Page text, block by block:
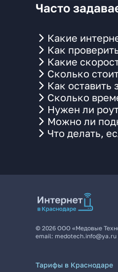
Часто
Какие
Как
Какие
Сколько
Как оставить
Сколько
Нужен ли
Можно ли
Что делать,
© 2026 ООО «Медовые
email: medotech.info@ya.ru
Тарифы в Краснодаре